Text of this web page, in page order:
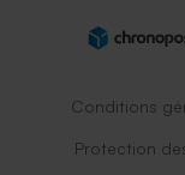
Conditions
Protection